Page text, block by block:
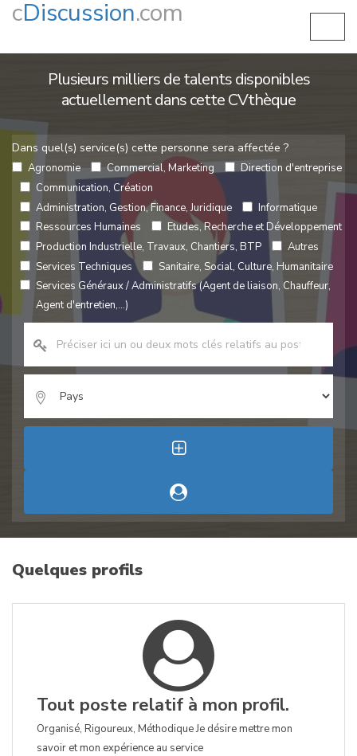
cDiscussion.com
Plusieurs milliers de talents disponibles
actuellement dans cette CVthèque
Dans quel(s) service(s) cette personne sera affectée ?
Agronomie Commercial, Marketing
Direction d'entreprise
Communication, Création
Administration, Gestion, Finance, Juridique
Informatique
Ressources Humaines
Etudes, Recherche et Développement
Production Industrielle, Travaux, Chantiers, BTP
Autres
Services Techniques
Sanitaire, Social, Culture, Humanitaire
Services Généraux / Administratifs (Agent de liaison, Chauffeur,
Agent d'entretien,...)
Quelques profils
Tout poste relatif à mon profil.
Organisé, Rigoureux, Méthodique Je désire mettre mon
savoir et mon expérience au service